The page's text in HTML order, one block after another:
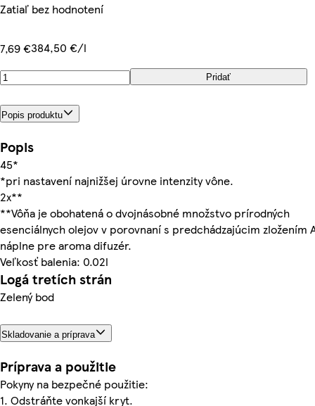
Zatiaľ bez hodnotení
7,69 €384,50 €/l
Pridať
Popis produktu
Popis
45*
*pri nastavení najnižšej úrovne intenzity vône.
2x**
**Vôňa je obohatená o dvojnásobné množstvo prírodných
esenciálnych olejov v porovnaní s predchádzajúcim zložením
náplne pre aroma difuzér.
Veľkosť balenia: 0.02l
Logá tretích strán
Zelený bod
Skladovanie a príprava
Príprava a použitie
Pokyny na bezpečné použitie:
1. Odstráňte vonkajší kryt.